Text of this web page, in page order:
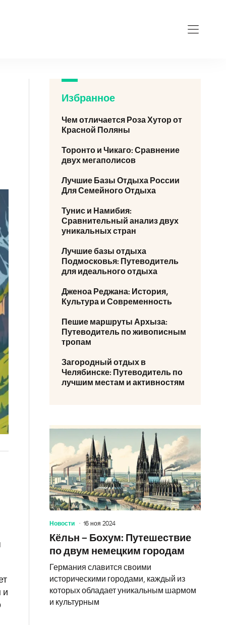
и
Избранное
Чем отличается Роза Хутор от
Красной Поляны
Торонто и Чикаго: Сравнение
двух мегаполисов
Лучшие Базы Отдыха России
Для Семейного Отдыха
Тунис и Намибия:
Сравнительный анализ двух
уникальных стран
Лучшие базы отдыха
Подмосковья: Путеводитель
для идеального отдыха
Дженоа Реджана: История,
Культура и Современность
Пешие маршруты Архыза:
Путеводитель по живописным
тропам
Загородный отдых в
Челябинске: Путеводитель по
лучшим местам и активностям
Новости 16 ноя 2024
Кёльн – Бохум: Путешествие
по двум немецким городам
Германия славится своими
историческими городами, каждый из
которых обладает уникальным шармом
и культурным